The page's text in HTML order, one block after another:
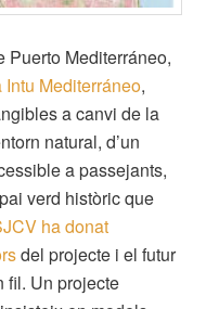
Puerto Mediterráneo,
Mediterráneo,
a canvi de la
natural, d’un
a passejants,
verd històric que
ha donat
del projecte i el futur
fil. Un projecte